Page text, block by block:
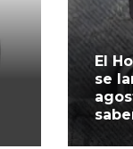
El
se